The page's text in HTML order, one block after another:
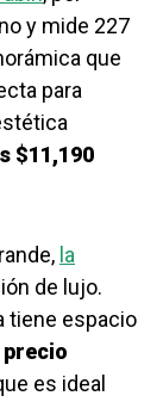
y mide 227
que
para
$11,190
la
de lujo.
tiene espacio
precio
es ideal